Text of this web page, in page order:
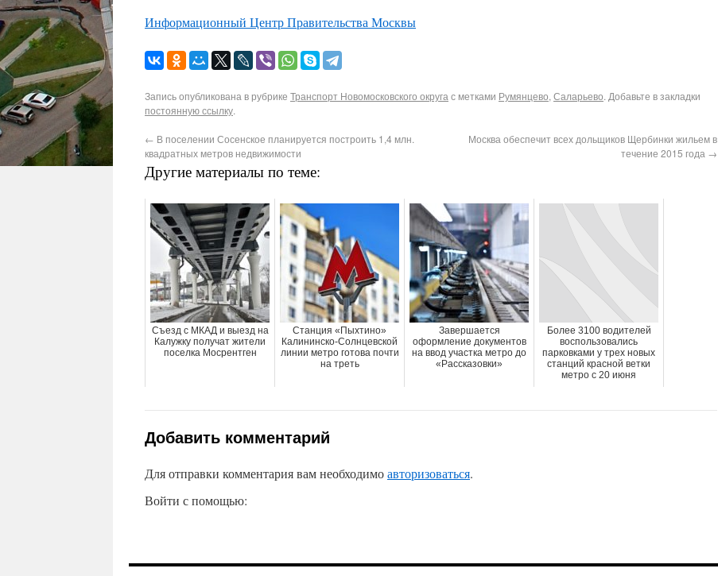
Информационный Центр Правительства Москвы
Запись опубликована в рубрике Транспорт Новомосковского округа с метками Румянцево, Саларьево. Добавьте в закладки
постоянную ссылку.
← В поселении Сосенское планируется построить 1,4 млн.
квадратных метров недвижимости
Москва обеспечит всех дольщиков Щербинки жильем в
течение 2015 года →
Другие материалы по теме:
Съезд с МКАД и выезд на
Калужку получат жители
поселка Мосрентген
Станция «Пыхтино»
Калининско-Солнцевской
линии метро готова почти
на треть
Завершается
оформление документов
на ввод участка метро до
«Рассказовки»
Более 3100 водителей
воспользовались
парковками у трех новых
станций красной ветки
метро с 20 июня
Добавить комментарий
Для отправки комментария вам необходимоавторизоваться.
Войти с помощью: